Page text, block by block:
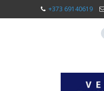
+373 69140619